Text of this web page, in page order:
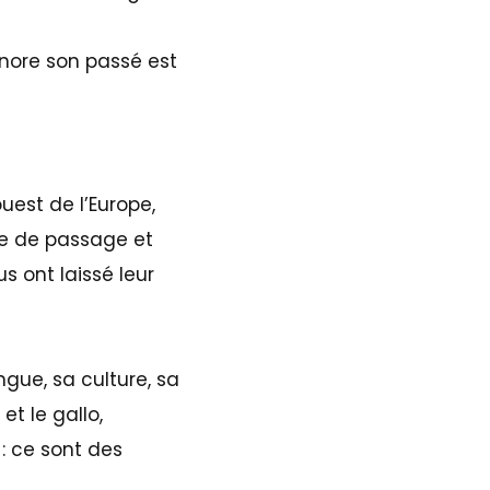
son passé est
de l’Europe,
de passage et
ont laissé leur
sa culture, sa
et le gallo,
ce sont des